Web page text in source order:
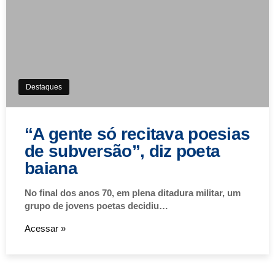
Destaques
“A gente só recitava poesias
de subversão”, diz poeta
baiana
No final dos anos 70, em plena ditadura militar, um
grupo de jovens poetas decidiu…
Acessar »